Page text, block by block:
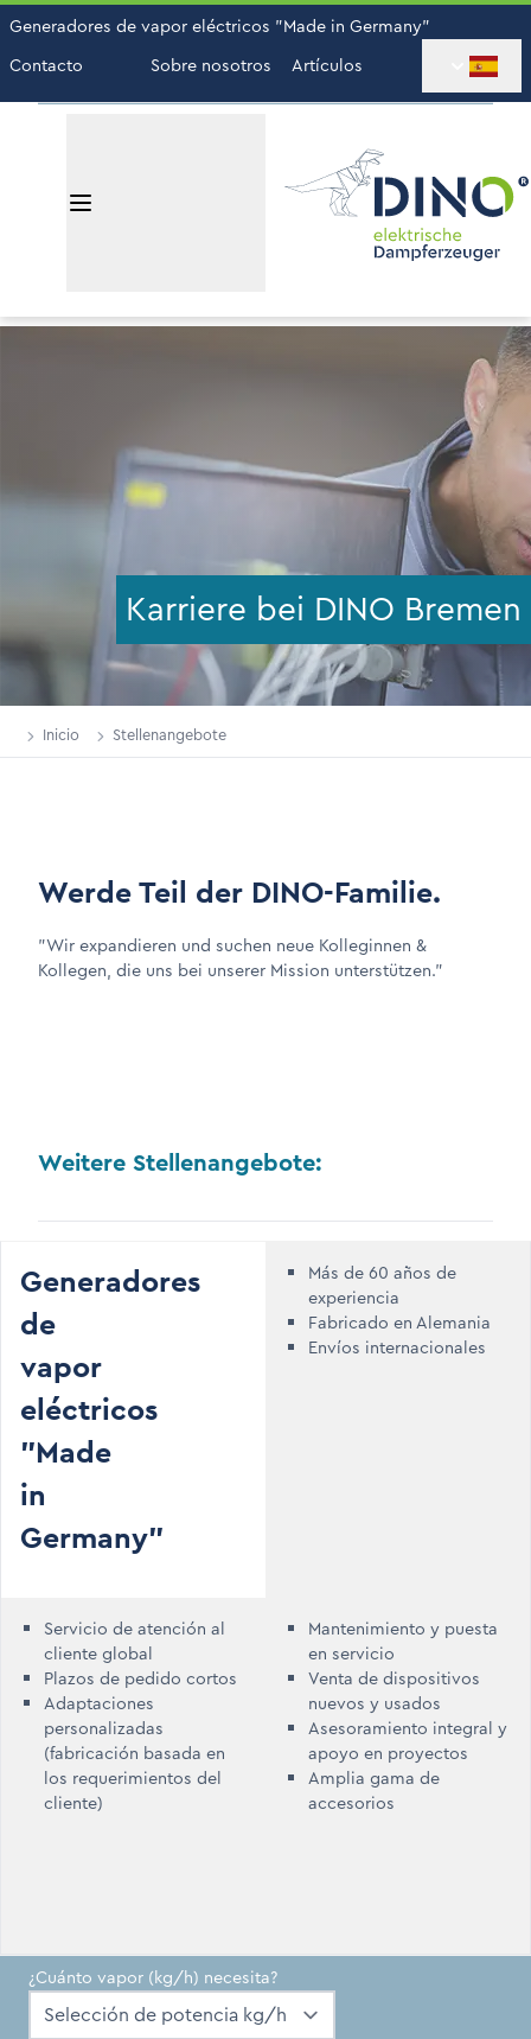
Generadores de vapor eléctricos "Made in Germany"
Contacto
Sobre nosotros Artículos
Karriere bei DINO Bremen
Inicio Stellenangebote
Werde Teil der DINO-Familie.
"Wir expandieren und suchen neue Kolleginnen &
Kollegen, die uns bei unserer Mission unterstützen."
Weitere Stellenangebote:
Generadores
de
vapor
eléctricos
"Made
in
Germany"
Más de 60 años de
experiencia
Fabricado en Alemania
Envíos internacionales
Servicio de atención al
cliente global
Plazos de pedido cortos
Adaptaciones
personalizadas
(fabricación basada en
los requerimientos del
cliente)
Mantenimiento y puesta
en servicio
Venta de dispositivos
nuevos y usados
Asesoramiento integral y
apoyo en proyectos
Amplia gama de
accesorios
¿Cuánto vapor (kg/h) necesita?